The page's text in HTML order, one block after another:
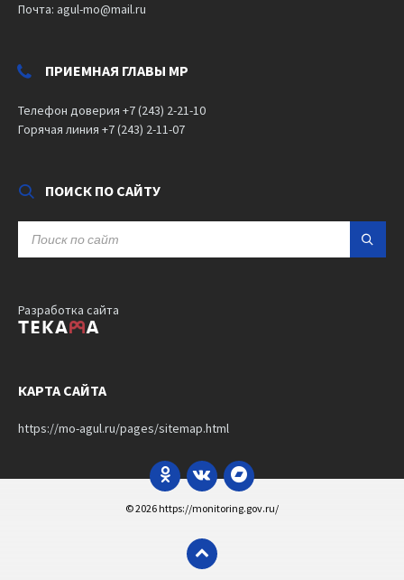
Почта: agul-mo@mail.ru
ПРИЕМНАЯ ГЛАВЫ МР
Телефон доверия +7 (243) 2-21-10
Горячая линия +7 (243) 2-11-07
ПОИСК ПО САЙТУ
Разработка сайта
КАРТА САЙТА
https://mo-agul.ru/pages/sitemap.html
Odnoklassniki
VK Bandcamp
© 2026 https://monitoring.gov.ru/